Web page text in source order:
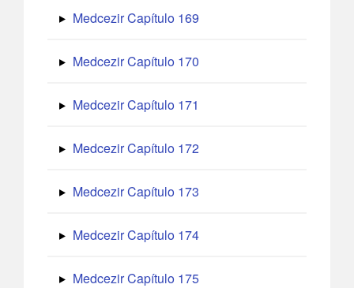
Medcezir Capítulo 169
Medcezir Capítulo 170
Medcezir Capítulo 171
Medcezir Capítulo 172
Medcezir Capítulo 173
Medcezir Capítulo 174
Medcezir Capítulo 175